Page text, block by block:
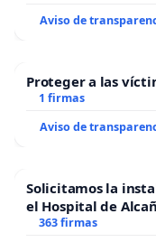
Aviso de
Proteger a las
1 firmas
Aviso de
Solicitamos la
el Hospital de
363 firmas